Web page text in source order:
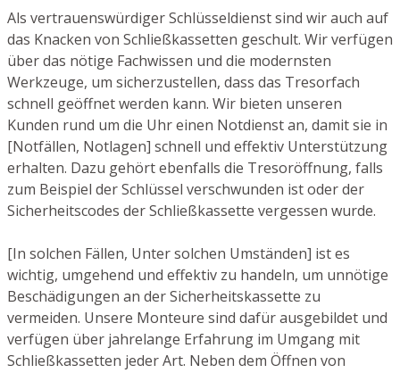
Als vertrauenswürdiger Schlüsseldienst sind wir auch auf
das Knacken von Schließkassetten geschult. Wir verfügen
über das nötige Fachwissen und die modernsten
Werkzeuge, um sicherzustellen, dass das Tresorfach
schnell geöffnet werden kann. Wir bieten unseren
Kunden rund um die Uhr einen Notdienst an, damit sie in
[Notfällen, Notlagen] schnell und effektiv Unterstützung
erhalten. Dazu gehört ebenfalls die Tresoröffnung, falls
zum Beispiel der Schlüssel verschwunden ist oder der
Sicherheitscodes der Schließkassette vergessen wurde.
[In solchen Fällen, Unter solchen Umständen] ist es
wichtig, umgehend und effektiv zu handeln, um unnötige
Beschädigungen an der Sicherheitskassette zu
vermeiden. Unsere Monteure sind dafür ausgebildet und
verfügen über jahrelange Erfahrung im Umgang mit
Schließkassetten jeder Art. Neben dem Öffnen von